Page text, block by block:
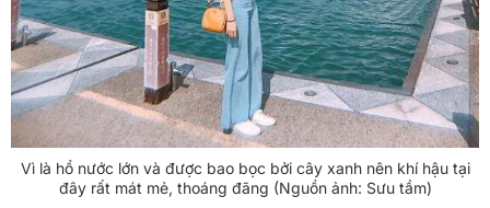
Vì là hồ nước lớn và được bao bọc bởi cây xanh nên khí hậu tại
đây rất mát mẻ, thoáng đãng (Nguồn ảnh: Sưu tầm)